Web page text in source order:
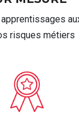
risques métiers